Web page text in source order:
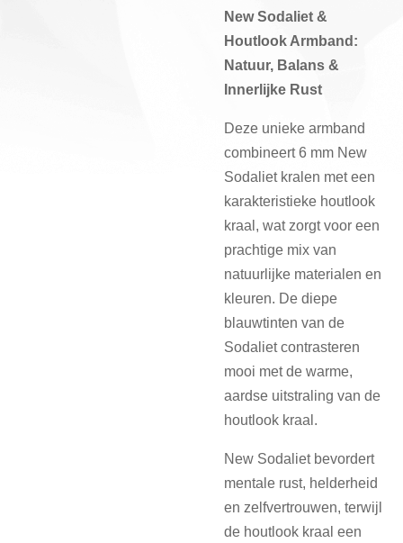
New Sodaliet &
Houtlook Armband:
Natuur, Balans &
Innerlijke Rust
Deze unieke armband
combineert 6 mm New
Sodaliet kralen met een
karakteristieke houtlook
kraal, wat zorgt voor een
prachtige mix van
natuurlijke materialen en
kleuren. De diepe
blauwtinten van de
Sodaliet contrasteren
mooi met de warme,
aardse uitstraling van de
houtlook kraal.
New Sodaliet bevordert
mentale rust, helderheid
en zelfvertrouwen, terwijl
de houtlook kraal een